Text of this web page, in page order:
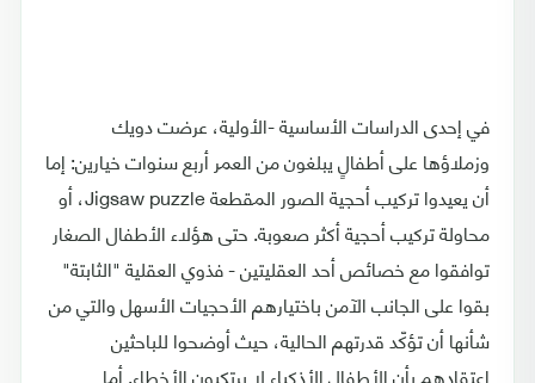
في إحدى الدراسات الأساسية -الأولية، عرضت دويك
وزملاؤها على أطفالٍ يبلغون من العمر أربع سنوات خيارين: إما
أن يعيدوا تركيب أحجية الصور المقطعة Jigsaw puzzle، أو
محاولة تركيب أحجية أكثر صعوبة. حتى هؤلاء الأطفال الصغار
توافقوا مع خصائص أحد العقليتين - فذوي العقلية "الثابتة"
بقوا على الجانب الآمن باختيارهم الأحجيات الأسهل والتي من
شأنها أن تؤكّد قدرتهم الحالية، حيث أوضحوا للباحثين
اعتقادهم بأن الأطفال الأذكياء لا يرتكبون الأخطاء. أما